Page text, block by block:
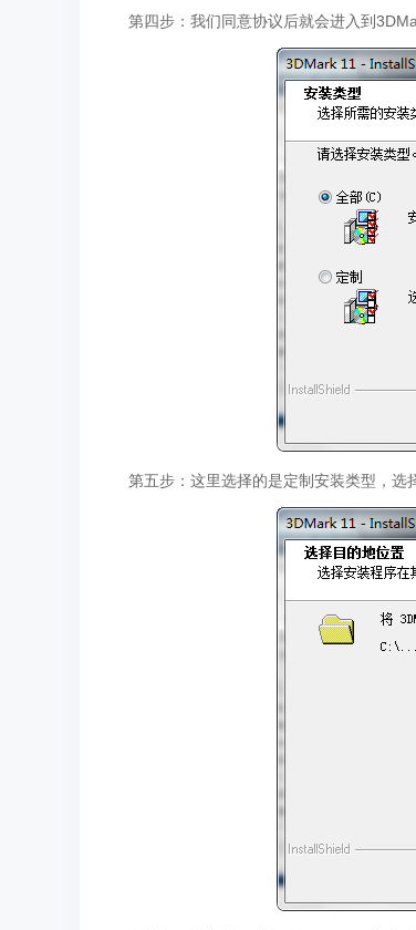
第四步：我们同意协议后就会进入到
第五步：这里选择的是定制安装类型，选